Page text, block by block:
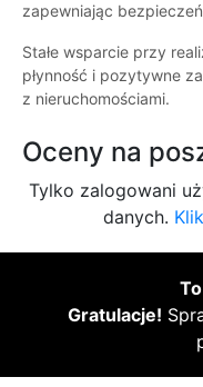
zapewniając
Stałe wsparcie przy
płynność i pozytywne
z nieruchomościami.
Oceny na
Tylko zalogowani
danych.
Gratulacje!